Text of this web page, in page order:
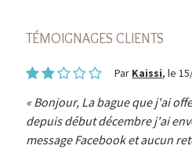
TÉMOIGNAGES CLIENTS
Par Kaissi, le
Bonjour, La bague que j'ai
depuis début décembre j'ai
message Facebook et aucun